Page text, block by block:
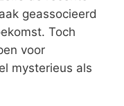
geassocieerd
Toch
voor
mysterieus als